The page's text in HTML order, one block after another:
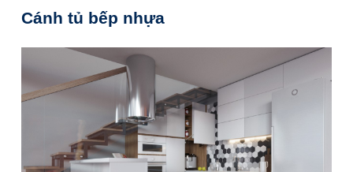
Cánh tủ bếp nhựa